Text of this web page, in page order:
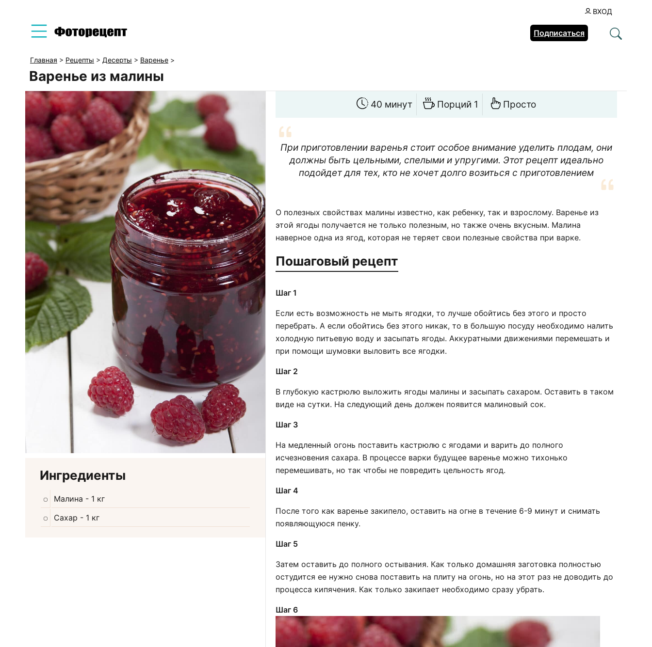
ВХОД
Подписаться
Главная > Рецепты > Десерты > Варенье >
Варенье из малины
Ингредиенты
Малина - 1 кг
Сахар - 1 кг
40 минут Порций 1 Просто
При приготовлении варенья стоит особое внимание уделить плодам, они
должны быть цельными, спелыми и упругими. Этот рецепт идеально
подойдет для тех, кто не хочет долго возиться с приготовлением
О полезных свойствах малины известно, как ребенку, так и взрослому. Варенье из
этой ягоды получается не только полезным, но также очень вкусным. Малина
наверное одна из ягод, которая не теряет свои полезные свойства при варке.
Пошаговый рецепт
Шаг 1
Если есть возможность не мыть ягодки, то лучше обойтись без этого и просто
перебрать. А если обойтись без этого никак, то в большую посуду необходимо налить
холодную питьевую воду и засыпать ягоды. Аккуратными движениями перемешать и
при помощи шумовки выловить все ягодки.
Шаг 2
В глубокую кастрюлю выложить ягоды малины и засыпать сахаром. Оставить в таком
виде на сутки. На следующий день должен появится малиновый сок.
Шаг 3
На медленный огонь поставить кастрюлю с ягодами и варить до полного
исчезновения сахара. В процессе варки будущее варенье можно тихонько
перемешивать, но так чтобы не повредить цельность ягод.
Шаг 4
После того как варенье закипело, оставить на огне в течение 6-9 минут и снимать
появляющуюся пенку.
Шаг 5
Затем оставить до полного остывания. Как только домашняя заготовка полностью
остудится ее нужно снова поставить на плиту на огонь, но на этот раз не доводить до
процесса кипячения. Как только закипает необходимо сразу убрать.
Шаг 6